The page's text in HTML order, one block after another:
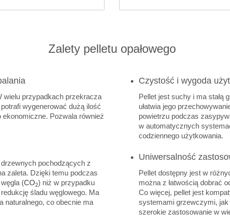
Zalety pelletu opałowego
wielu przypadkach przekracza
wygenerować dużą ilość
ekonomiczne. Pozwala również
drzewnych pochodzących z
zaleta. Dzięki temu podczas
(CO2) niż w przypadku
śladu węglowego. Ma
naturalnego, co obecnie ma
Czystość i wygoda
Pellet jest suchy i ma stałą
ułatwia jego
powietrzu podczas
w automatycznych
codziennego użytkowania.
Uniwersalność
Pellet dostępny jest w
można z łatwością dobrać
Co więcej, pellet jest
systemami grzewczymi,
szerokie zastosowanie w